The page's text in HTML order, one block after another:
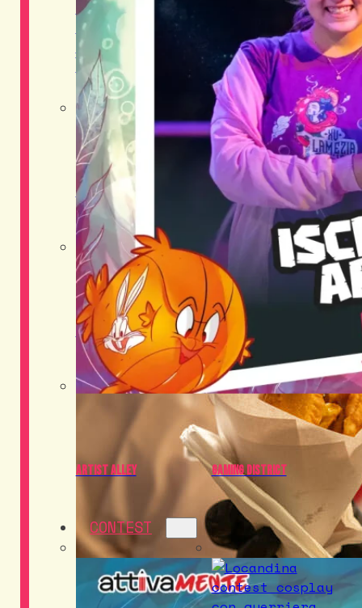
Adventure District Live District
Musica Shopping District
Food District Cosplay
Artist Alley Gaming District
CONTEST